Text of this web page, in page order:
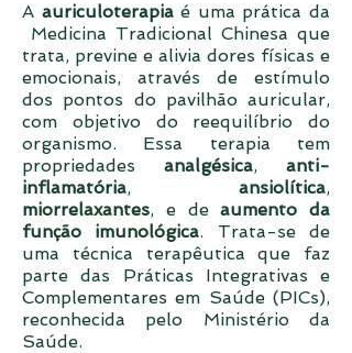
A auriculoterapiaé uma prática da
Medicina Tradicional Chinesa que
trata, previne e alivia dores físicas e
emocionais, através de estímulo
dos pontos do pavilhão auricular,
com objetivo do reequilíbrio do
organismo. Essa terapia tem
propriedades analgésica, anti-
inflamatória, ansiolítica,
miorrelaxantes, e deaumento da
função imunológica. Trata-se de
uma técnica terapêutica que faz
parte das Práticas Integrativas e
Complementares em Saúde (PICs),
reconhecida pelo Ministério da
Saúde.